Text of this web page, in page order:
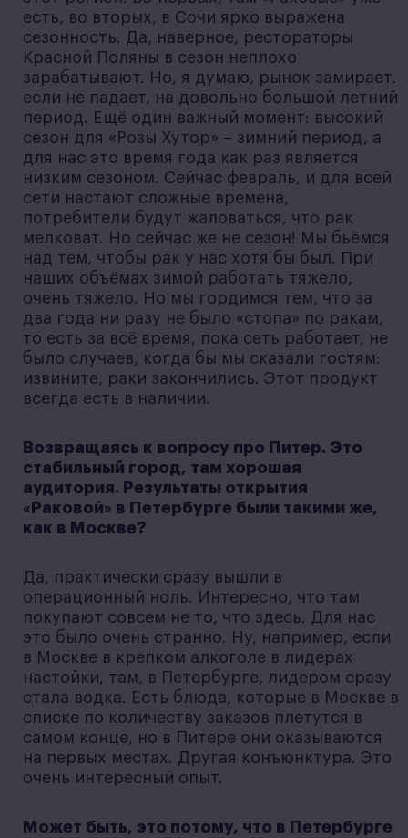
есть, во вторых, в Сочи ярко выражена
сезонность. Да, наверное, рестораторы
Красной Поляны в сезон неплохо
зарабатывают. Но, я думаю, рынок замирает,
если не падает, на довольно большой летний
период. Ещё один важный момент: высокий
сезон для «Розы Хутор» – зимний период, а
для нас это время года как раз является
низким сезоном. Сейчас февраль, и для всей
сети настают сложные времена,
потребители будут жаловаться, что рак
мелковат. Но сейчас же не сезон! Мы бьёмся
над тем, чтобы рак у нас хотя бы был. При
наших объёмах зимой работать тяжело,
очень тяжело. Но мы гордимся тем, что за
два года ни разу не было «стопа» по ракам,
то есть за всё время, пока сеть работает, не
было случаев, когда бы мы сказали гостям:
извините, раки закончились. Этот продукт
всегда есть в наличии.
Возвращаясь к вопросу про Питер. Это
стабильный город, там хорошая
аудитория. Результаты открытия
«Раковой» в Петербурге были такими же,
как в Москве?
Да, практически сразу вышли в
операционный ноль. Интересно, что там
покупают совсем не то, что здесь. Для нас
это было очень странно. Ну, например, если
в Москве в крепком алкоголе в лидерах
настойки, там, в Петербурге, лидером сразу
стала водка. Есть блюда, которые в Москве в
списке по количеству заказов плетутся в
самом конце, но в Питере они оказываются
на первых местах. Другая конъюнктура. Это
очень интересный опыт.
Может быть, это потому, что в Петербурге